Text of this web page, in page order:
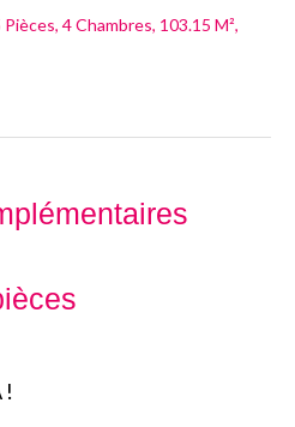
4 Chambres, 103.15 M²,
!